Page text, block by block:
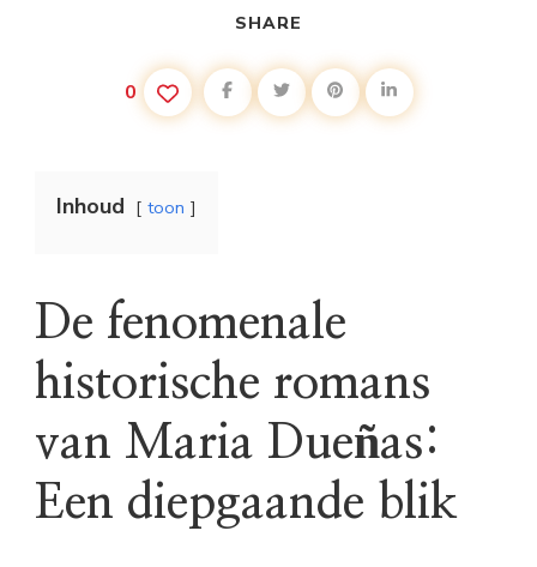
SHARE
0
Inhoud toon
De fenomenale
historische romans
van Maria Dueñas:
Een diepgaande blik